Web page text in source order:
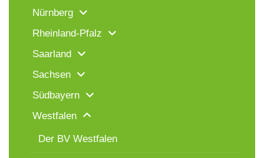
Nürnberg
Rheinland-Pfalz
Saarland
Sachsen
Südbayern
Westfalen
Der BV Westfalen